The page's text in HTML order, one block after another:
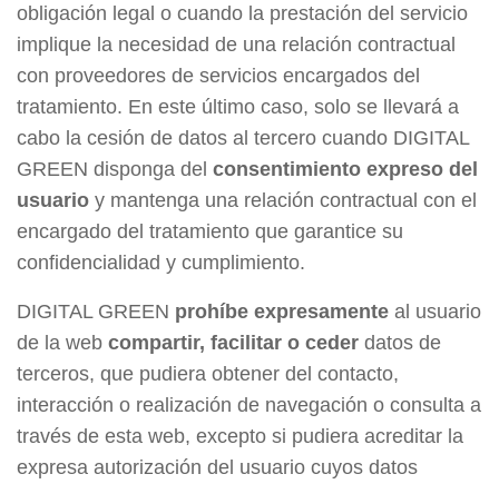
obligación legal o cuando la prestación del servicio
implique la necesidad de una relación contractual
con proveedores de servicios encargados del
tratamiento. En este último caso, solo se llevará a
cabo la cesión de datos al tercero cuando DIGITAL
GREEN disponga del consentimiento expreso del
usuario y mantenga una relación contractual con el
encargado del tratamiento que garantice su
confidencialidad y cumplimiento.
DIGITAL GREEN prohíbe expresamente al usuario
de la web compartir, facilitar o ceder datos de
terceros, que pudiera obtener del contacto,
interacción o realización de navegación o consulta a
través de esta web, excepto si pudiera acreditar la
expresa autorización del usuario cuyos datos